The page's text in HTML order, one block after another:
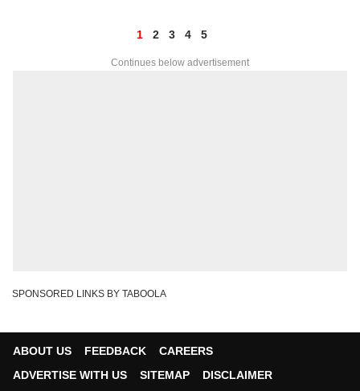
1 2 3 4 5
Continues below advertisement
SPONSORED LINKS BY TABOOLA
ABOUT US FEEDBACK
CAREERS
ADVERTISE WITH US
SITEMAP DISCLAIMER